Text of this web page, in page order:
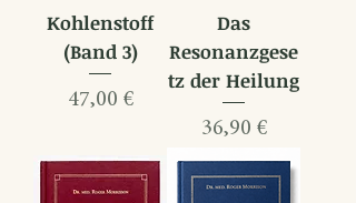
Kohlenstoff
(Band 3)
Preis
47,00 €
Das
Resonanzgese
tz der Heilung
Preis
36,90 €